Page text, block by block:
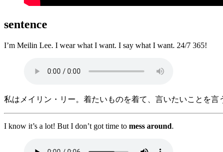
sentence
I’m Meilin Lee. I wear what I want. I say what I want. 24/7 365!
私はメイリン・リー。着たいものを着て、言いたいことを言
I know it’s a lot! But I don’t got time to mess around.